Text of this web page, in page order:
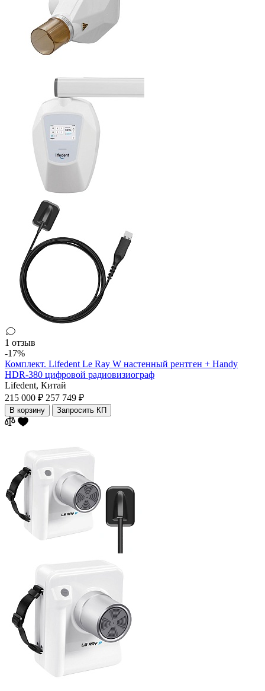
1 отзыв
-17%
Комплект. Lifedent Le Ray W настенный рентген + Handy
HDR-380 цифровой радиовизиограф
Lifedent, Китай
215 000 ₽ 257 749 ₽
В корзину Запросить КП